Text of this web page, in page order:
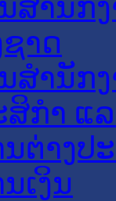
ສໍານັກ
າດ
ສຳນັກ
ສິກຳ ແ
ຕ່າງປ
ເງິນ